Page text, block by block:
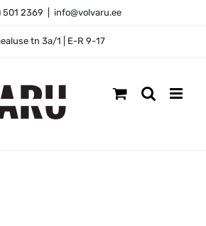
501 2369 info@volvaru.ee
tn 3a/1 | E-R 9-17